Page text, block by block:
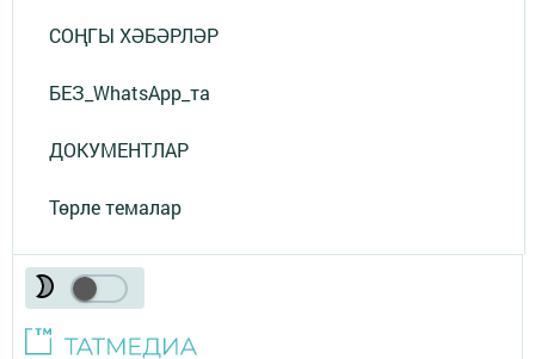
СОҢГЫ ХӘБӘРЛӘР
БЕЗ_WhatsApp_та
ДОКУМЕНТЛАР
Төрле темалар